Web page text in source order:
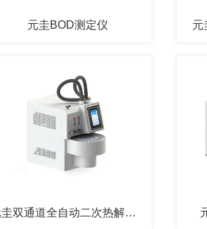
元圭BOD测定仪 元
元圭双通道全自动二次热解吸仪